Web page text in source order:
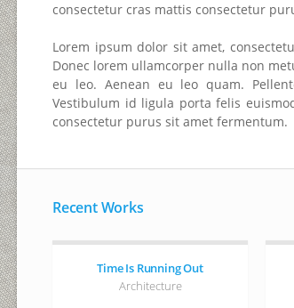
consectetur cras mattis consectetur
Lorem ipsum dolor sit amet,
Donec lorem ullamcorper nulla non
eu leo. Aenean eu leo quam.
Vestibulum id ligula porta felis
consectetur purus sit amet fermentum.
Recent Works
Time Is Running Out
Architecture